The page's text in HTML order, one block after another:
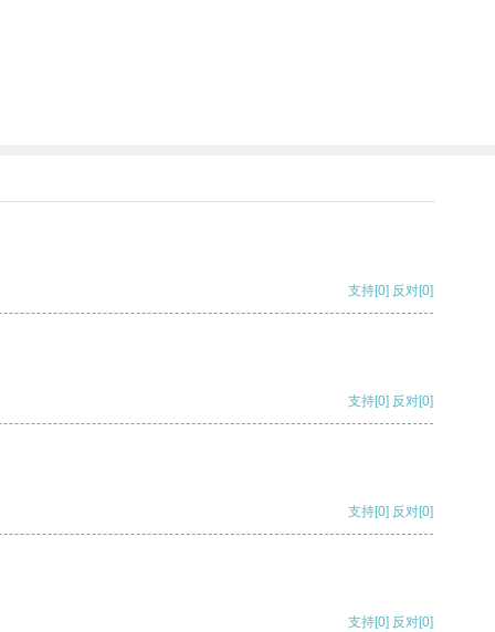
支持[0] 反对[0]
支持[0] 反对[0]
支持[0] 反对[0]
支持[0] 反对[0]